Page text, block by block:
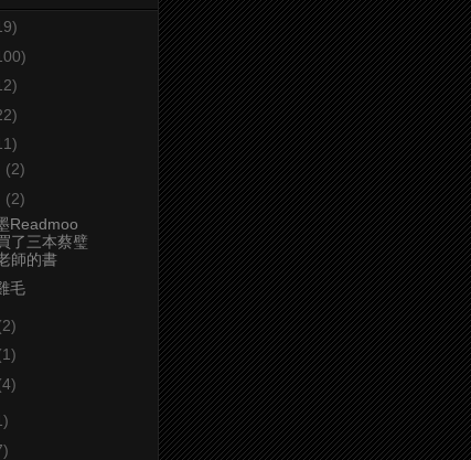
(2)
(2)
Readmoo
了三本蔡璧
師的書
毛